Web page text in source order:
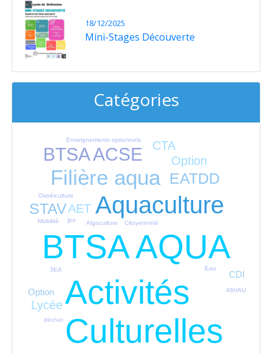
18/12/2025
Mini-Stages Découverte
Catégories
BTSA AQUA
Activités
Culturelles
Aquaculture
Filière aqua
BTSA ACSE
STAV
EATDD
Lycée
Option
AET
CTA
Option
CDI
Algoculture Citoyenneté
Eau
Enseignements optionnels
Mobilité
Ostréiculture
3EA
48HAU
déchet
jpo